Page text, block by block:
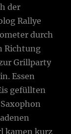
der
Rallye
durch
Richtung
Grillparty
Essen
gefüllten
kamen kurz